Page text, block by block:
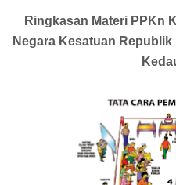
Ringkasan Materi PPKn
Negara Kesatuan